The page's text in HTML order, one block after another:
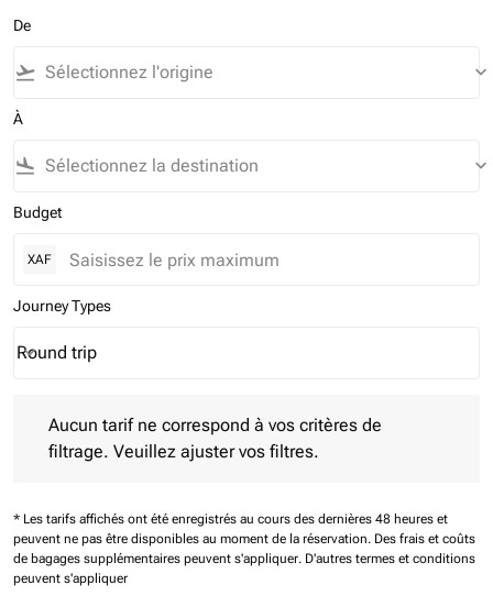
De
flight_takeoff keyboard_arrow_down
À
flight_land keyboard_arrow_down
Budget
XAF
Journey Types
Journey Types option Round trip Selected
Round trip
keyboard_arrow_down
Aucun tarif ne correspond à vos critères de
filtrage. Veuillez ajuster vos filtres.
* Les tarifs affichés ont été enregistrés au cours des dernières 48 heures et
peuvent ne pas être disponibles au moment de la réservation. Des frais et coûts
de bagages supplémentaires peuvent s'appliquer. D'autres termes et conditions
peuvent s'appliquer